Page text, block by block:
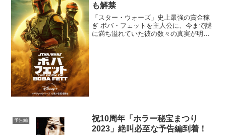
も解禁
「スター・ウォーズ」史上最強の賞金稼
ぎ ボバ・フェットを主人公に、今まで謎
に満ち溢れていた彼の数々の真実が明か
予告編
祝10周年「ホラー秘宝まつり
2023」絶叫必至な予告編到着！